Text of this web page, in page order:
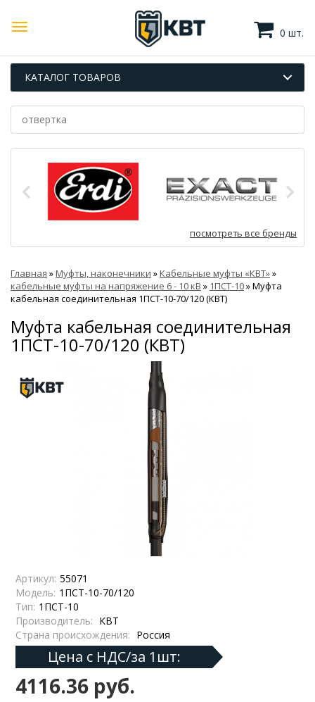
0 шт.
КАТАЛОГ ТОВАРОВ
посмотреть все бренды
Главная »Муфты, наконечники »Кабельные муфты «КВТ»»
кабельные муфты на напряжение 6 - 10 кВ » 1ПСТ-10»Муфта
кабельная соединительная 1ПСТ-10-70/120 (КВТ)
Муфта кабельная соединительная
1ПСТ-10-70/120 (КВТ)
Артикул: 55071
Модель: 1ПСТ-10-70/120
Тип: 1ПСТ-10
Производитель: КВТ
Страна происхождения: Россия
Цена с НДС/за 1шт:
4116.36 руб.